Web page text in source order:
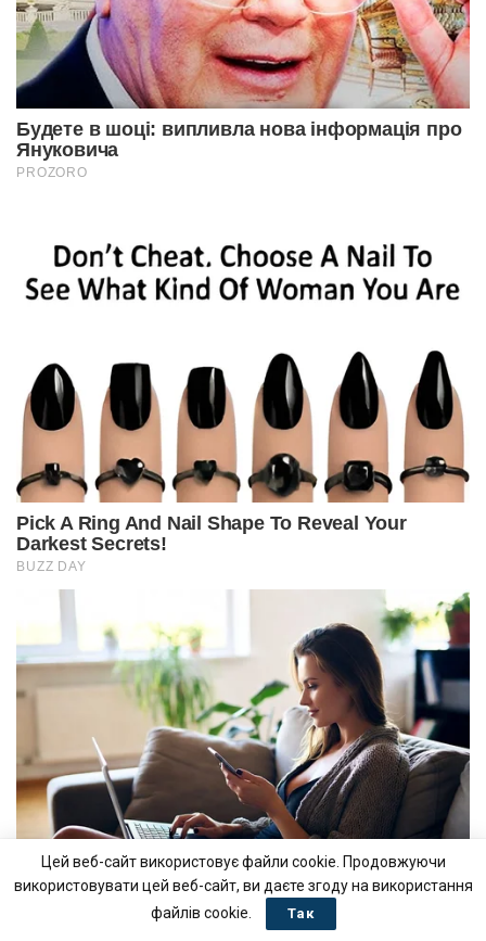
Цей веб-сайт використовує файли cookie. Продовжуючи
використовувати цей веб-сайт, ви даєте згоду на використання
файлів cookie.
Так